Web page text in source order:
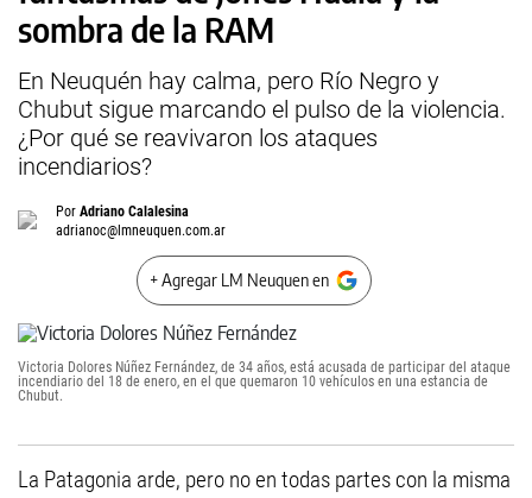
sombra de la RAM
En Neuquén hay calma, pero Río Negro y
Chubut sigue marcando el pulso de la violencia.
¿Por qué se reavivaron los ataques
incendiarios?
Por Adriano Calalesina
adrianoc@lmneuquen.com.ar
+ Agregar LM Neuquen en
Victoria Dolores Núñez Fernández, de 34 años, está acusada de participar del ataque
incendiario del 18 de enero, en el que quemaron 10 vehículos en una estancia de
Chubut.
La Patagonia arde, pero no en todas partes con la misma